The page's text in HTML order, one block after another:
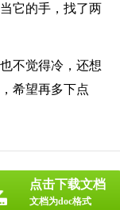
它的手，找了两
不觉得冷，还想
希望再多下点
点击下载文档
文档为doc格式